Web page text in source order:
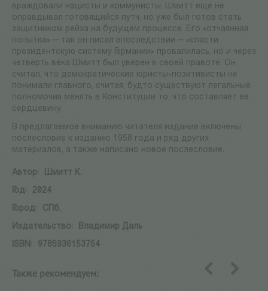
враждовали нацисты и коммунисты. Шмитт еще не
оправдывал готовящийся путч, но уже был готов стать
защитником рейха на будущем процессе. Его «отчаянная
попытка» — так он писал впоследствии — «спасти
президентскую систему Германии» провалилась, но и через
четверть века Шмитт был уверен в своей правоте. Он
считал, что демократические юристы-позитивисты не
понимали главного, считая, будто существуют легальные
полномочия менять в Конституции то, что составляет ее
сердцевину.
В предлагаемое вниманию читателя издание включены
послесловие к изданию 1958 года и ряд других
материалов, а также написано новое послесловие.
Автор:
Шмитт К.
Год:
2024
Город:
СПб.
Издательство:
Владимир Даль
ISBN:
9785936153754
Также рекомендуем: